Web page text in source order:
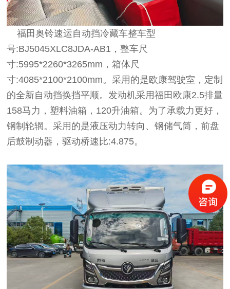
福田奥铃速运自动挡冷藏车整车型
号:BJ5045XLC8JDA-AB1，整车尺
寸:5995*2260*3265mm，箱体尺
寸:4085*2100*2100mm。采用的是欧康驾驶室，定制
的全新自动挡换挡平顺。发动机采用福田欧康2.5排量
158马力，塑料油箱，120升油箱。为了承载力更好，
钢制轮辋。采用的是液压动力转向、钢储气筒，前盘
后鼓制动器，驱动桥速比:4.875。